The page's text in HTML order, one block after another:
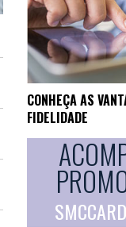
CONHEÇA AS
FIDELIDADE